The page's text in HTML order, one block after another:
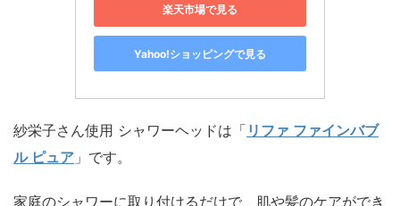
楽天市場で見る
Yahoo!ショッピングで見る
紗栄子さん使用 シャワーヘッドは「 リファ ファインバブ
ル ピュア 」です。
家庭のシャワーに取り付けるだけで、肌や髪のケアができ